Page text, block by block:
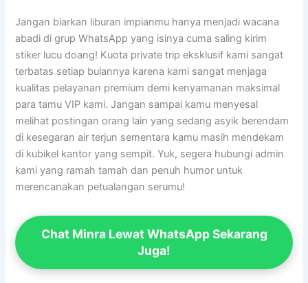
Jangan biarkan liburan impianmu hanya menjadi wacana
abadi di grup WhatsApp yang isinya cuma saling kirim
stiker lucu doang! Kuota private trip eksklusif kami sangat
terbatas setiap bulannya karena kami sangat menjaga
kualitas pelayanan premium demi kenyamanan maksimal
para tamu VIP kami. Jangan sampai kamu menyesal
melihat postingan orang lain yang sedang asyik berendam
di kesegaran air terjun sementara kamu masih mendekam
di kubikel kantor yang sempit. Yuk, segera hubungi admin
kami yang ramah tamah dan penuh humor untuk
merencanakan petualangan serumu!
Chat Minra Lewat WhatsApp Sekarang
Juga!